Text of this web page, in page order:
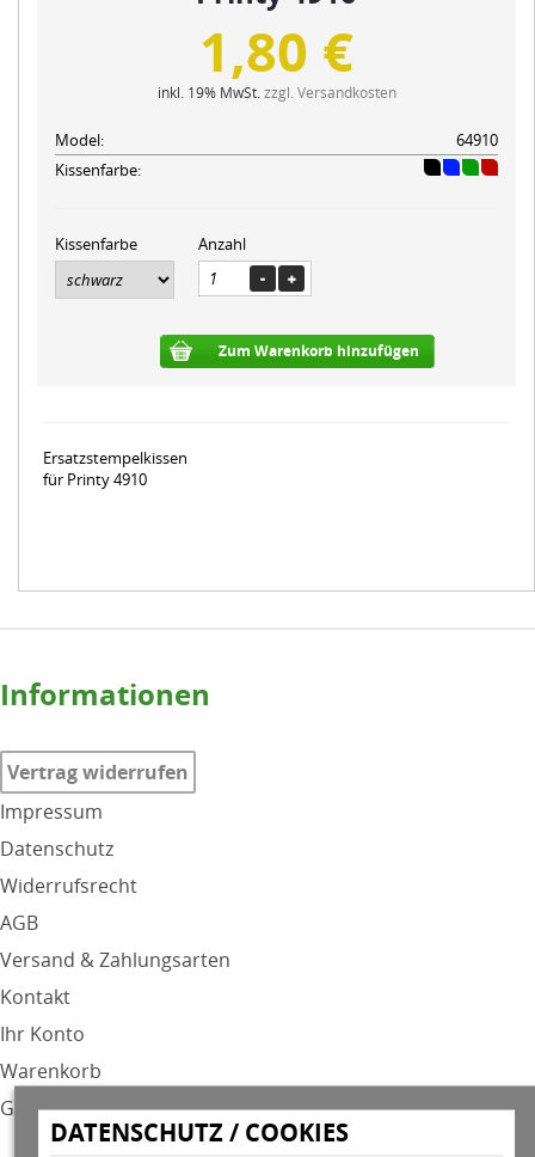
DATENSCHUTZ / COOKIES
1,80 €
inkl. 19% MwSt. zzgl. Versandkosten
Model:
64910
Kissenfarbe:
Kissenfarbe Anzahl
Zum Warenkorb hinzufügen
Ersatzstempelkissen
für Printy 4910
Informationen
Vertrag widerrufen
Impressum
Datenschutz
Widerrufsrecht
AGB
Versand & Zahlungsarten
Kontakt
Ihr Konto
Warenkorb
GPSR